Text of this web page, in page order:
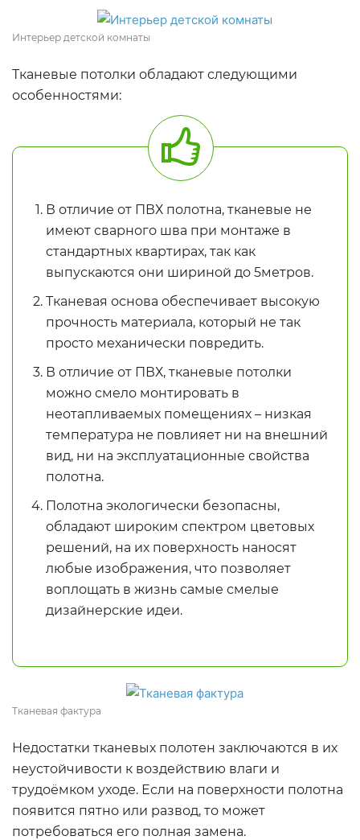
Интерьер детской комнаты
Тканевые потолки обладают следующими
особенностями:
В отличие от ПВХ полотна, тканевые не
имеют сварного шва при монтаже в
стандартных квартирах, так как
выпускаются они шириной до 5метров.
Тканевая основа обеспечивает высокую
прочность материала, который не так
просто механически повредить.
В отличие от ПВХ, тканевые потолки
можно смело монтировать в
неотапливаемых помещениях – низкая
температура не повлияет ни на внешний
вид, ни на эксплуатационные свойства
полотна.
Полотна экологически безопасны,
обладают широким спектром цветовых
решений, на их поверхность наносят
любые изображения, что позволяет
воплощать в жизнь самые смелые
дизайнерские идеи.
Тканевая фактура
Недостатки тканевых полотен заключаются в их
неустойчивости к воздействию влаги и
трудоёмком уходе. Если на поверхности полотна
появится пятно или развод, то может
потребоваться его полная замена.